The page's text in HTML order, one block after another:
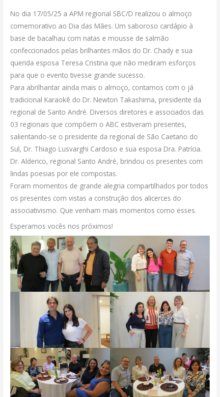
No dia 17/05/25 a APM regional SBC/D realizou o almoço
comemorativo ao Dia das Mães. Um saboroso cardápio à
base de bacalhau com natas e mousse de salmão
confeccionados pelas brilhantes mãos do Dr. Chady e sua
querida esposa Teresa Cristina que não mediram esforços
para que o evento tivesse grande sucesso.
Para abrilhantar ainda mais o almoço, contamos com o já
tradicional Karaokê do Dr. Newton Takashima, presidente da
regional de Santo André. Diversos diretores e associados das
03 regionais que compõem o ABC estiveram presentes,
salientando-se o presidente da regional de São Caetano do
Sul, Dr. Thiago Lusvarghi Cardoso e sua esposa Dra. Patrícia.
Dr. Alderico, regional Santo André, brindou os presentes com
lindas poesias por ele compostas.
Foram momentos de grande alegria compartilhados por todos
os presentes com vistas a construção dos alicerces do
associativismo. Que venham mais momentos como esses.
Esperamos vocês nos próximos!